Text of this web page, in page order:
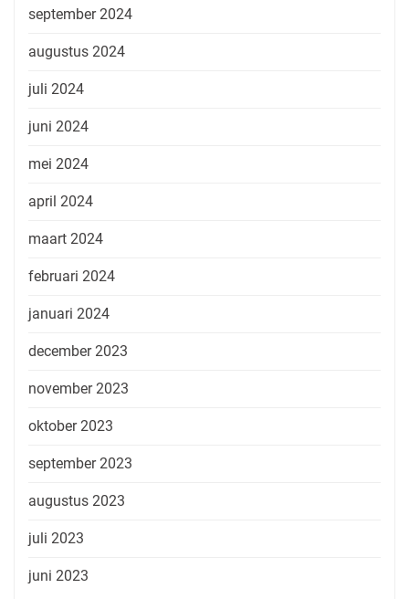
september 2024
augustus 2024
juli 2024
juni 2024
mei 2024
april 2024
maart 2024
februari 2024
januari 2024
december 2023
november 2023
oktober 2023
september 2023
augustus 2023
juli 2023
juni 2023